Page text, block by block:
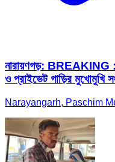
নারায়ণগড়: BREAKING :-
ও প্রাইভেট গাড়ির মুখোমুখি
Narayangarh, Paschim